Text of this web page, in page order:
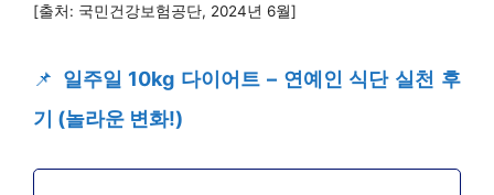
[출처: 국민건강보험공단, 2024년 6월]
📌 일주일 10kg 다이어트 – 연예인 식단 실천 후
기 (놀라운 변화!)